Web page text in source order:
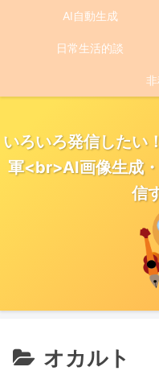
いろいろ発信したい
軍<br>AI画像生成
信
AI自動生成
日常生活的談
オカルト